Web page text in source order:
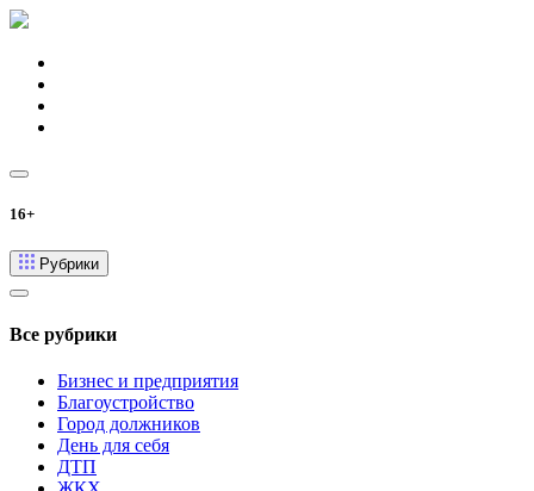
16+
Рубрики
Все рубрики
Бизнес и предприятия
Благоустройство
Город должников
День для себя
ДТП